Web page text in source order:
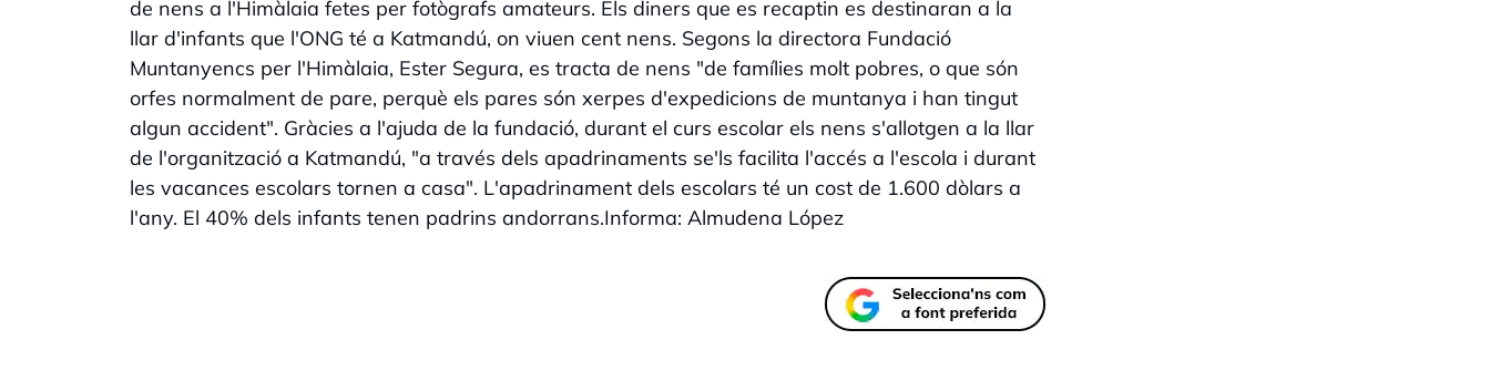
de nens a l'Himàlaia fetes per fotògrafs amateurs. Els diners que es recaptin es destinaran a la
llar d'infants que l'ONG té a Katmandú, on viuen cent nens. Segons la directora Fundació
Muntanyencs per l'Himàlaia, Ester Segura, es tracta de nens "de famílies molt pobres, o que són
orfes normalment de pare, perquè els pares són xerpes d'expedicions de muntanya i han tingut
algun accident". Gràcies a l'ajuda de la fundació, durant el curs escolar els nens s'allotgen a la llar
de l'organització a Katmandú, "a través dels apadrinaments se'ls facilita l'accés a l'escola i durant
les vacances escolars tornen a casa". L'apadrinament dels escolars té un cost de 1.600 dòlars a
l'any. El 40% dels infants tenen padrins andorrans.Informa: Almudena López